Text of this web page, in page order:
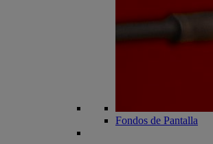
Fondos de Pantalla